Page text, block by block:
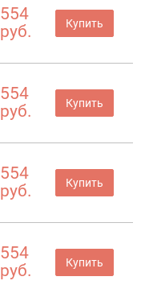
554
руб.
Купить
554
руб.
Купить
554
руб.
Купить
554
руб.
Купить